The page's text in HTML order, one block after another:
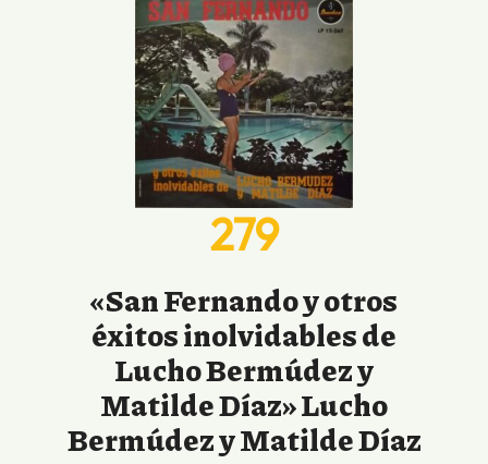
279
«San Fernando y otros
éxitos inolvidables de
Lucho Bermúdez y
Matilde Díaz» Lucho
Bermúdez y Matilde Díaz